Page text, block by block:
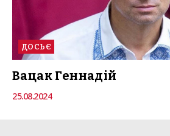
ДОСЬЄ
Вацак Геннадій
25.08.2024